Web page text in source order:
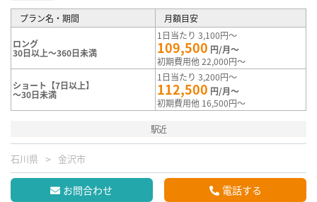
プラン名・期間 月額目安
ロング
30日以上～360日未満
1日当たり 3,100円～
109,500 円/月～
初期費用他 22,000円～
ショート【7日以上】
～30日未満
1日当たり 3,200円～
112,500 円/月～
初期費用他 16,500円～
駅近
石川県 金沢市
お問合わせ 電話する